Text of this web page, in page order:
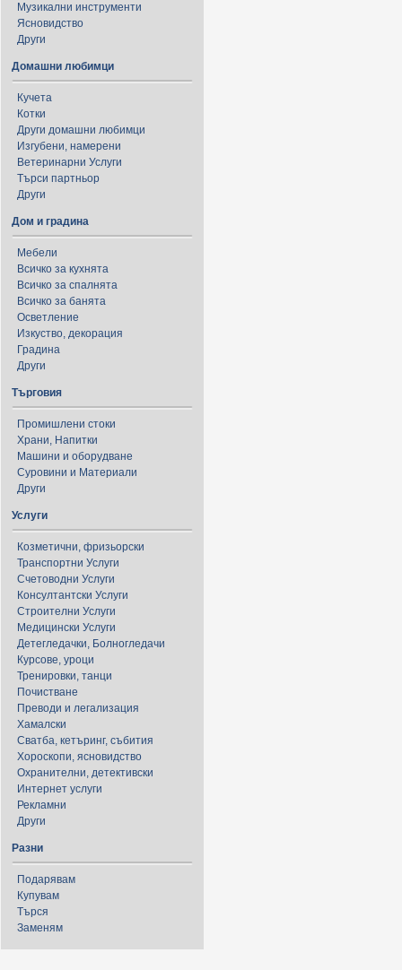
Музикални инструменти
Ясновидство
Други
Домашни любимци
Кучета
Котки
Други домашни любимци
Изгубени, намерени
Ветеринарни Услуги
Търси партньор
Други
Дом и градина
Мебели
Всичко за кухнята
Всичко за спалнята
Всичко за банята
Осветление
Изкуство, декорация
Градина
Други
Търговия
Промишлени стоки
Храни, Напитки
Машини и оборудване
Суровини и Материали
Други
Услуги
Козметични, фризьорски
Транспортни Услуги
Счетоводни Услуги
Консултантски Услуги
Строителни Услуги
Медицински Услуги
Детегледачки, Болногледачи
Курсове, уроци
Тренировки, танци
Почистване
Преводи и легализация
Хамалски
Сватба, кетъринг, събития
Хороскопи, ясновидство
Охранителни, детективски
Интернет услуги
Рекламни
Други
Разни
Подарявам
Купувам
Търся
Заменям